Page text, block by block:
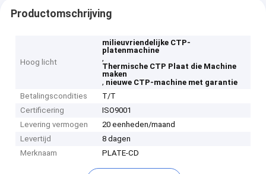
Productomschrijving
Hoog licht
milieuvriendelijke CTP-
platenmachine
,
Thermische CTP Plaat die Machine
maken
, nieuwe CTP-machine met garantie
Betalingscondities
T/T
Certificering
ISO9001
Levering vermogen
20 eenheden/maand
Levertijd
8 dagen
Merknaam
PLATE-CD